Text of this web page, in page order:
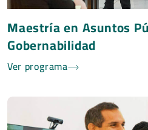
Maestría en Asuntos
Gobernabilidad
Ver programa